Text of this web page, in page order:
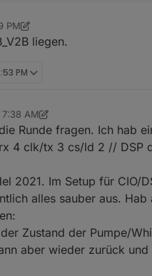
PM
2024, 7:07 PM
liegen.
PM
AM
May 26, 2024, 9:38 AM
Runde fragen. Ich hab
4 clk/tx 3 cs/ld 2 //
2021. Im Setup für
alles sauber aus.
Zustand der Pumpe/
aber wieder zurück